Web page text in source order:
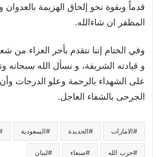
قدماً وبقوة نحو إلحاق الهزيمة بالعدوان
المظفر ان شاءالله.
وفي الختام إننا نتقدم بأحر العزاء من
و قيادته الشريفة، و نسأل الله سبحانه
على الشهداء بالرحمة وعلو الدرجات
الجرحى بالشفاء العاجل.
الامارات الحديدة السعودية
حزب الله صنعاء لبنان